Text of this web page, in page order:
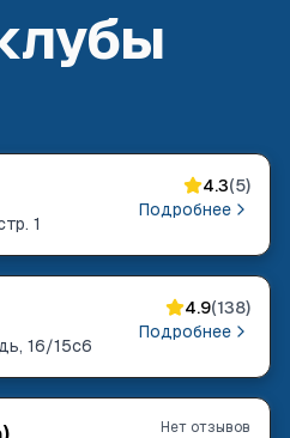
1
4.3(5)
Подробнее
16/15с6
4.9(138)
Подробнее
Нет отзывов